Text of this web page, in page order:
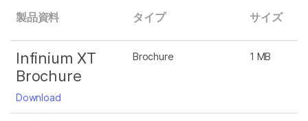
製品資料 タイプ サイズ
Infinium XT
Brochure
Download
Brochure 1 MB